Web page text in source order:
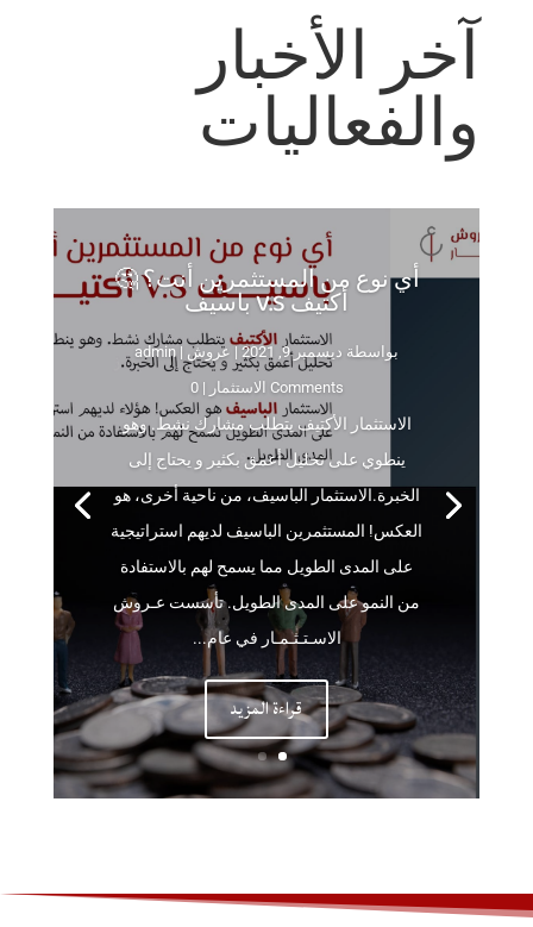
آخر الأخبار
والفعاليات
أي نوع من المستثمرين أنت؟ 🤔
أكتيف V.S باسيف
بواسطة ‪ admin ديسمبر 9, 2021 |عروش
الاستثمار | 0 Comments
الاستثمار الأكتيف يتطلب مشارك نشط. وهو
ينطوي على تحليل أعمق بكثير و يحتاج إلى
الخبرة.الاستثمار الباسيف، من ناحية أخرى، هو
العكس! المستثمرين الباسيف لديهم استراتيجية
على المدى الطويل مما يسمح لهم بالاستفادة
من النمو على المدى الطويل. تأسست عـروش
الاسـتـثـمـار في عام...
قراءة المزيد